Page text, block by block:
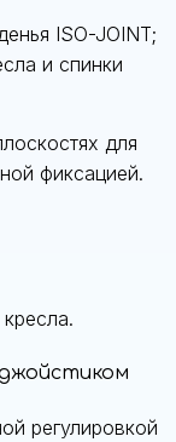
ISO-JOINT;
и спинки
для
фиксацией.
регулировкой